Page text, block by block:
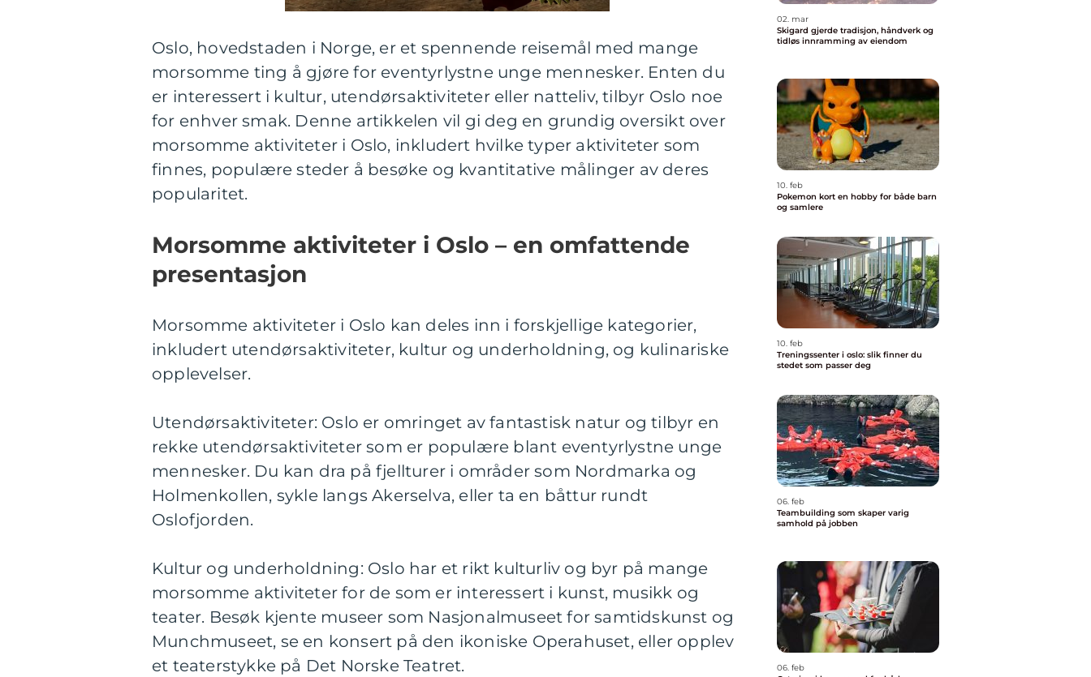
Oslo, hovedstaden i Norge, er et spennende reisemål med mange
morsomme ting å gjøre for eventyrlystne unge mennesker. Enten du
er interessert i kultur, utendørsaktiviteter eller natteliv, tilbyr Oslo noe
for enhver smak. Denne artikkelen vil gi deg en grundig oversikt over
morsomme aktiviteter i Oslo, inkludert hvilke typer aktiviteter som
finnes, populære steder å besøke og kvantitative målinger av deres
popularitet.
Morsomme aktiviteter i Oslo – en omfattende
presentasjon
Morsomme aktiviteter i Oslo kan deles inn i forskjellige kategorier,
inkludert utendørsaktiviteter, kultur og underholdning, og kulinariske
opplevelser.
Utendørsaktiviteter: Oslo er omringet av fantastisk natur og tilbyr en
rekke utendørsaktiviteter som er populære blant eventyrlystne unge
mennesker. Du kan dra på fjellturer i områder som Nordmarka og
Holmenkollen, sykle langs Akerselva, eller ta en båttur rundt
Oslofjorden.
Kultur og underholdning: Oslo har et rikt kulturliv og byr på mange
morsomme aktiviteter for de som er interessert i kunst, musikk og
teater. Besøk kjente museer som Nasjonalmuseet for samtidskunst og
Munchmuseet, se en konsert på den ikoniske Operahuset, eller opplev
et teaterstykke på Det Norske Teatret.
02. mar
Skigard gjerde tradisjon, håndverk og
tidløs innramming av eiendom
10. feb
Pokemon kort en hobby for både barn
og samlere
10. feb
Treningssenter i oslo: slik finner du
stedet som passer deg
06. feb
Teambuilding som skaper varig
samhold på jobben
06. feb